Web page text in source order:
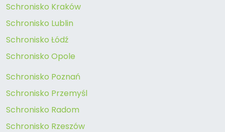
Schronisko Kraków
Schronisko Lublin
Schronisko Łódź
Schronisko Opole
Schronisko Poznań
Schronisko Przemyśl
Schronisko Radom
Schronisko Rzeszów